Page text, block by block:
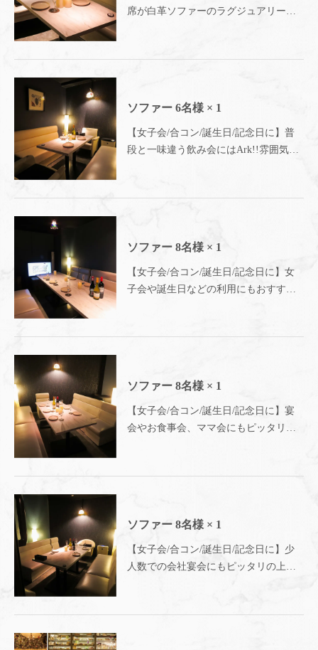
席が白革ソファーのラグジュアリー空
Lounge新宿西口駅前店～
ソファー 6名様 × 1
【女子会/合コン/誕生日/記念日に】普
段と一味違う飲み会にはArk!!雰囲気抜
アン Ark Lounge新宿西口駅前店～
ソファー 8名様 × 1
【女子会/合コン/誕生日/記念日に】女
子会や誕生日などの利用にもおすすめ
新宿 完全個室イタリアン Ark Lounge
ソファー 8名様 × 1
【女子会/合コン/誕生日/記念日に】宴
会やお食事会、ママ会にもピッタリ☆4
口駅前店～
ソファー 8名様 × 1
【女子会/合コン/誕生日/記念日に】少
人数での会社宴会にもピッタリの上質
全個室イタリアン Ark Lounge新宿西口
この店舗情報をシェアする
お席 | 新宿 完全個室 イタリアン Ark Lounge (アークラ
東京都新宿区西新宿１丁目４－５ 明広ビル４階
https://arklounge-shinjuku.owst.jp/seats
お店情報をコピー